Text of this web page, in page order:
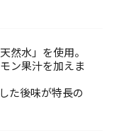
然水」を使用。
ン果汁を加えま
た後味が特長の